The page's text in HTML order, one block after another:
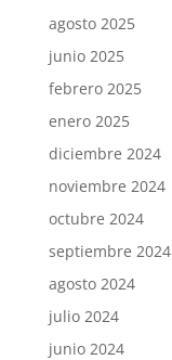
agosto 2025
junio 2025
febrero 2025
enero 2025
diciembre 2024
noviembre 2024
octubre 2024
septiembre 2024
agosto 2024
julio 2024
junio 2024